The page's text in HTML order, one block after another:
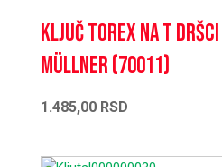
Ključ torex na T dršci
Müllner (70011)
1.485,00 RSD